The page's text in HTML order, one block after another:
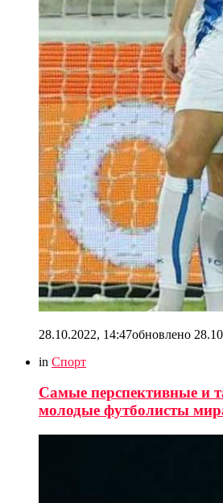
28.10.2022, 14:47обновлено
in Спорт
Самые перспективные и
молодые футболисты